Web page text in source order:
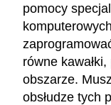
pomocy
równe
obszarze.
obsłudze tych